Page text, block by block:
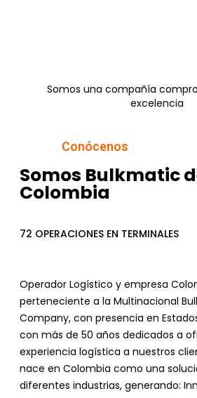
Somos una compañía
excelencia
Conócenos
Somos Bulkmatic
Colombia
72 OPERACIONES EN TERMINALES
Operador Logístico y empresa
perteneciente a la Multinacional
Company, con presencia en
con más de 50 años dedicados a
experiencia logística a nuestros
nace en Colombia como una
diferentes industrias, generando: